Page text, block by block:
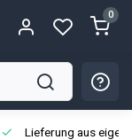
0
Lieferung aus